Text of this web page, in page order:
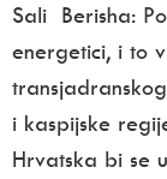
Sali Berisha:
energetici, i to
i kaspijske
Hrvatska bi se